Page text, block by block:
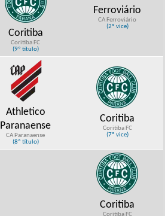
Coritiba
Coritiba FC
(9º título)
Ferroviário
CA Ferroviário
(2º vice)
Athletico
Paranaense
CA Paranaense
(8º título)
Coritiba
Coritiba FC
(7º vice)
Coritiba
Coritiba FC